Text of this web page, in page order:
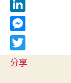
e
b
o
o
k
n
e
i
n
t
e
L
i
n
k
M
e
s
T
分享